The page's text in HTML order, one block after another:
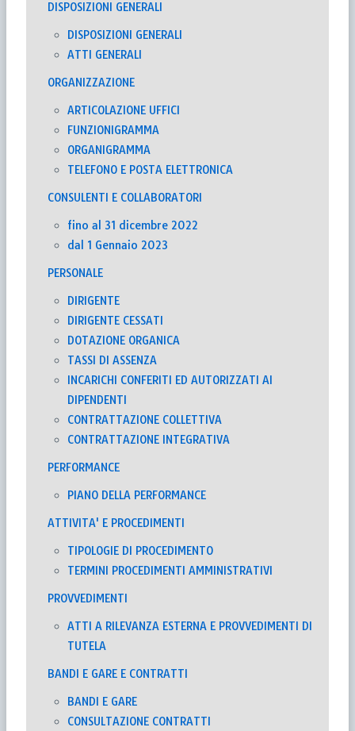
DISPOSIZIONI GENERALI
DISPOSIZIONI GENERALI
ATTI GENERALI
ORGANIZZAZIONE
ARTICOLAZIONE UFFICI
FUNZIONIGRAMMA
ORGANIGRAMMA
TELEFONO E POSTA ELETTRONICA
CONSULENTI E COLLABORATORI
fino al 31 dicembre 2022
dal 1 Gennaio 2023
PERSONALE
DIRIGENTE
DIRIGENTE CESSATI
DOTAZIONE ORGANICA
TASSI DI ASSENZA
INCARICHI CONFERITI ED AUTORIZZATI AI
DIPENDENTI
CONTRATTAZIONE COLLETTIVA
CONTRATTAZIONE INTEGRATIVA
PERFORMANCE
PIANO DELLA PERFORMANCE
ATTIVITA' E PROCEDIMENTI
TIPOLOGIE DI PROCEDIMENTO
TERMINI PROCEDIMENTI AMMINISTRATIVI
PROVVEDIMENTI
ATTI A RILEVANZA ESTERNA E PROVVEDIMENTI DI
TUTELA
BANDI E GARE E CONTRATTI
BANDI E GARE
CONSULTAZIONE CONTRATTI